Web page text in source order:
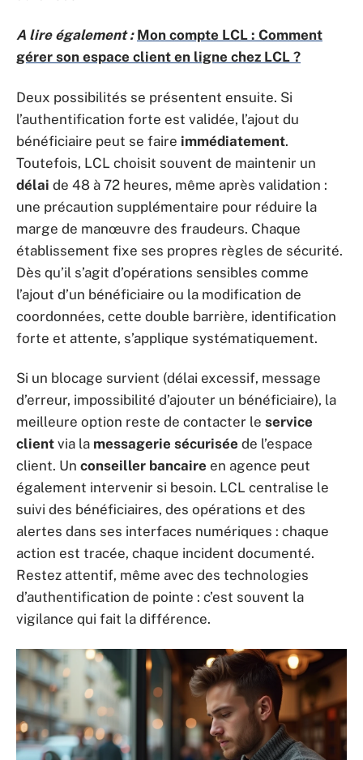
A lire également : Mon compte LCL : Comment
gérer son espace client en ligne chez LCL ?
Deux possibilités se présentent ensuite. Si
l’authentification forte est validée, l’ajout du
bénéficiaire peut se faire immédiatement.
Toutefois, LCL choisit souvent de maintenir un
délai de 48 à 72 heures, même après validation :
une précaution supplémentaire pour réduire la
marge de manœuvre des fraudeurs. Chaque
établissement fixe ses propres règles de sécurité.
Dès qu’il s’agit d’opérations sensibles comme
l’ajout d’un bénéficiaire ou la modification de
coordonnées, cette double barrière, identification
forte et attente, s’applique systématiquement.
Si un blocage survient (délai excessif, message
d’erreur, impossibilité d’ajouter un bénéficiaire), la
meilleure option reste de contacter le service
client via la messagerie sécurisée de l’espace
client. Un conseiller bancaire en agence peut
également intervenir si besoin. LCL centralise le
suivi des bénéficiaires, des opérations et des
alertes dans ses interfaces numériques : chaque
action est tracée, chaque incident documenté.
Restez attentif, même avec des technologies
d’authentification de pointe : c’est souvent la
vigilance qui fait la différence.